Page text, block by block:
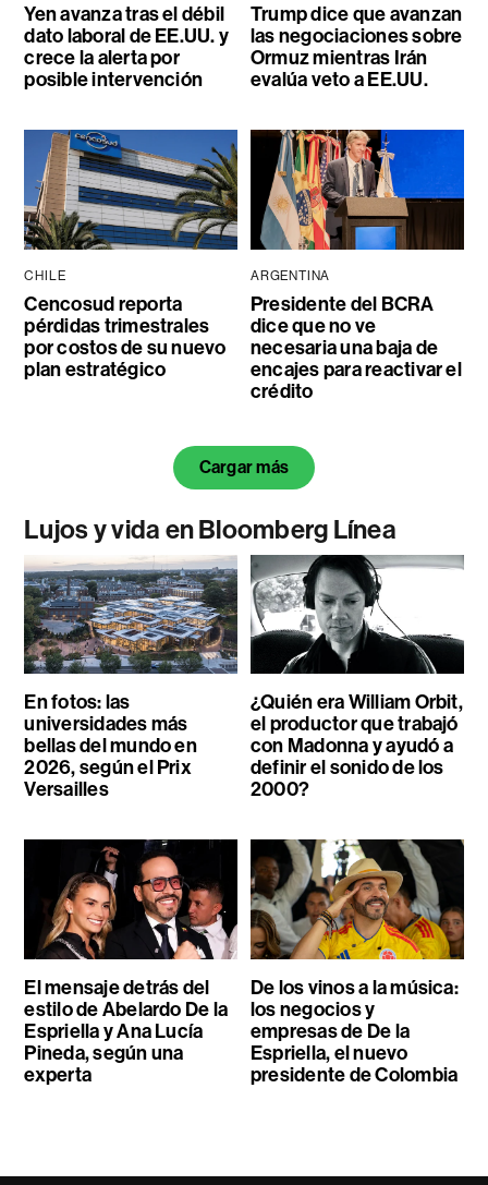
Yen avanza tras el débil
dato laboral de EE.UU. y
crece la alerta por
posible intervención
Trump dice que avanzan
las negociaciones sobre
Ormuz mientras Irán
evalúa veto a EE.UU.
CHILE
Cencosud reporta
pérdidas trimestrales
por costos de su nuevo
plan estratégico
ARGENTINA
Presidente del BCRA
dice que no ve
necesaria una baja de
encajes para reactivar el
crédito
Cargar más
Lujos y vida en Bloomberg Línea
En fotos: las
universidades más
bellas del mundo en
2026, según el Prix
Versailles
¿Quién era William Orbit,
el productor que trabajó
con Madonna y ayudó a
definir el sonido de los
2000?
El mensaje detrás del
estilo de Abelardo De la
Espriella y Ana Lucía
Pineda, según una
experta
De los vinos a la música:
los negocios y
empresas de De la
Espriella, el nuevo
presidente de Colombia